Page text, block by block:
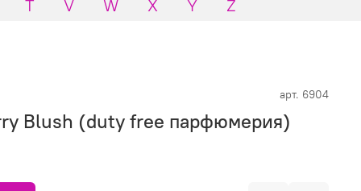
T V W X Y Z
арт. 6904
Blush (duty free парфюмерия)